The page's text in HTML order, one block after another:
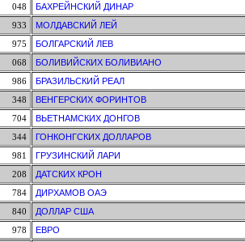
048
БАХРЕЙНСКИЙ ДИНАР
933
МОЛДАВСКИЙ ЛЕЙ
975
БОЛГАРСКИЙ ЛЕВ
068
БОЛИВИЙСКИХ БОЛИВИАНО
986
БРАЗИЛЬСКИЙ РЕАЛ
348
ВЕНГЕРСКИХ ФОРИНТОВ
704
ВЬЕТНАМСКИХ ДОНГОВ
344
ГОНКОНГСКИХ ДОЛЛАРОВ
981
ГРУЗИНСКИЙ ЛАРИ
208
ДАТСКИХ КРОН
784
ДИРХАМОВ ОАЭ
840
ДОЛЛАР США
978
ЕВРО